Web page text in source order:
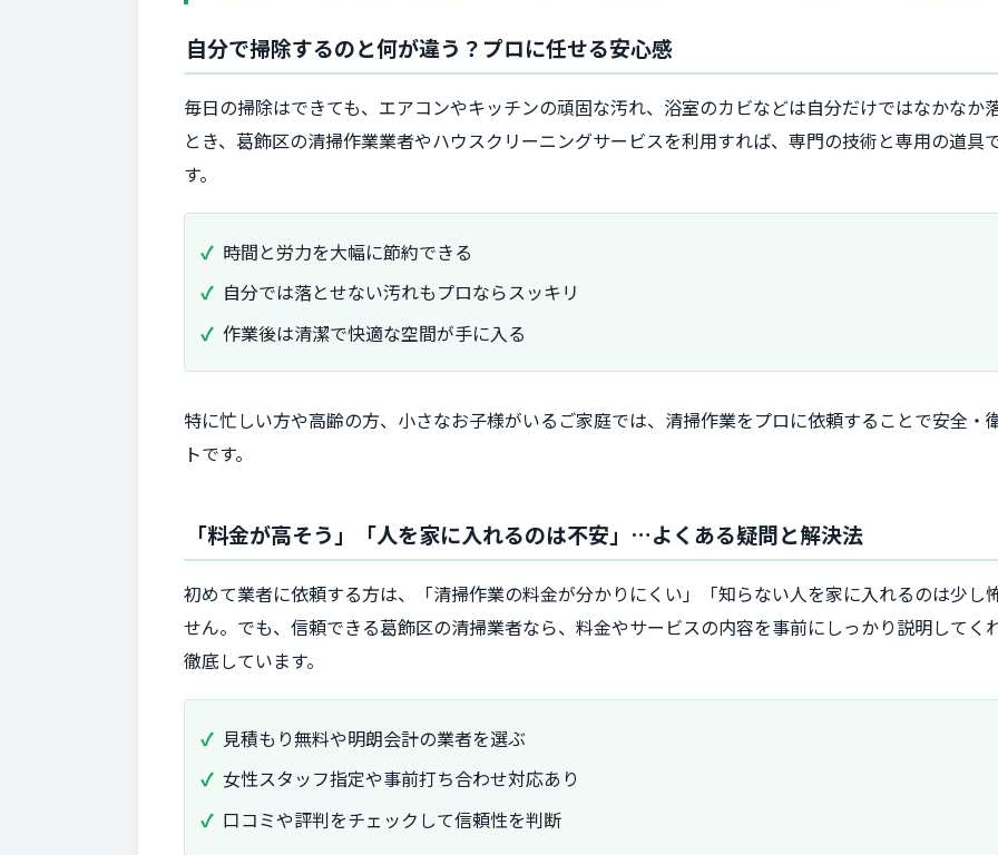
自分で掃除するのと何が違う？プロに任せる安心感
毎日の掃除はできても、エアコンやキッチンの頑固な汚れ、浴室のカビなどは自分だけではなかなか
とき、葛飾区の清掃作業業者やハウスクリーニングサービスを利用すれば、専門の技術と専用の道具
す。
時間と労力を大幅に節約できる
自分では落とせない汚れもプロならスッキリ
作業後は清潔で快適な空間が手に入る
特に忙しい方や高齢の方、小さなお子様がいるご家庭では、清掃作業をプロに依頼することで安全
トです。
「料金が高そう」「人を家に入れるのは不安」…よくある疑問と解決法
初めて業者に依頼する方は、「清掃作業の料金が分かりにくい」「知らない人を家に入れるのは少し
せん。でも、信頼できる葛飾区の清掃業者なら、料金やサービスの内容を事前にしっかり説明してく
徹底しています。
見積もり無料や明朗会計の業者を選ぶ
女性スタッフ指定や事前打ち合わせ対応あり
口コミや評判をチェックして信頼性を判断